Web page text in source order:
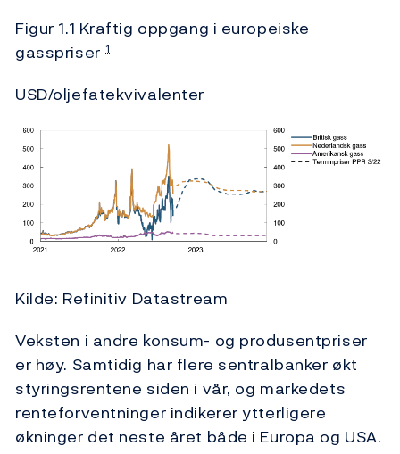
Figur 1.1 Kraftig oppgang i europeiske
gasspriser 1
USD/oljefatekvivalenter
Kilde: Refinitiv Datastream
Veksten i andre konsum- og produsentpriser
er høy. Samtidig har flere sentralbanker økt
styringsrentene siden i vår, og markedets
renteforventninger indikerer ytterligere
økninger det neste året både i Europa og USA.